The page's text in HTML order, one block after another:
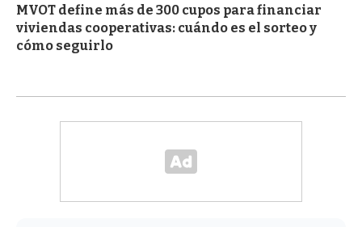
MVOT define más de 300 cupos para financiar
viviendas cooperativas: cuándo es el sorteo y
cómo seguirlo